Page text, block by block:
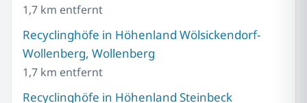
1,7 km entfernt
Recyclinghöfe in Höhenland Wölsickendorf-
Wollenberg, Wollenberg
1,7 km entfernt
Recyclinghöfe in Höhenland Steinbeck